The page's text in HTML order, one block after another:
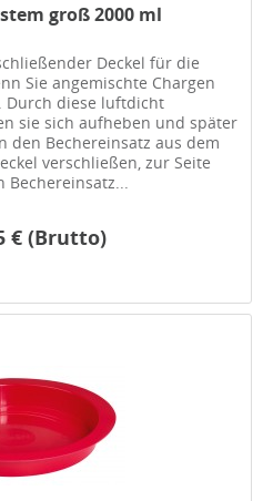
groß 2000 ml
Deckel für die
Sie angemischte Chargen
Durch diese luftdicht
sie sich aufheben und später
den Bechereinsatz aus dem
verschließen, zur Seite
€ (Brutto)